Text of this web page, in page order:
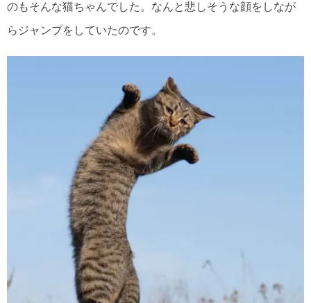
のもそんな猫ちゃんでした。なんと悲しそうな顔をしなが
らジャンプをしていたのです。